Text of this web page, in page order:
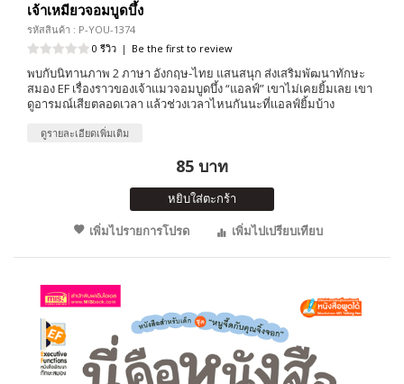
เจ้าเหมียวจอมบูดบึ้ง
รหัสสินค้า : P-YOU-1374
0 รีวิว | Be the first to review
พบกับนิทานภาพ 2 ภาษา อังกฤษ-ไทย แสนสนุก ส่งเสริมพัฒนาทักษะ
สมอง EF เรื่องราวของเจ้าแมวจอมบูดบึ้ง “แอลฟ์” เขาไม่เคยยิ้มเลย เขา
ดูอารมณ์เสียตลอดเวลา แล้วช่วงเวลาไหนกันนะที่เเอลฟ์ยิ้มบ้าง
ดูรายละเอียดเพิ่มเติม
85 บาท
หยิบใส่ตะกร้า
เพิ่มไปรายการโปรด
เพิ่มไปเปรียบเทียบ